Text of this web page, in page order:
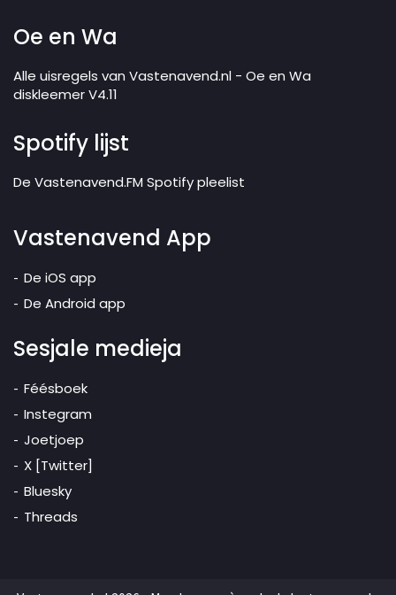
Oe en Wa
Alle uisregels van Vastenavend.nl - Oe en Wa
diskleemer V4.11
Spotify lijst
De Vastenavend.FM Spotify pleelist
Vastenavend App
De iOS app
De Android app
Sesjale medieja
Féésboek
Instegram
Joetjoep
X [Twitter]
Bluesky
Threads